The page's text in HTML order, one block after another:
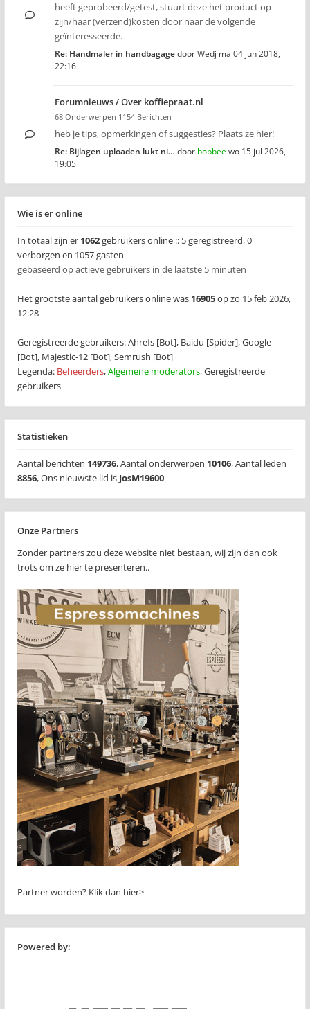
heeft geprobeerd/getest, stuurt deze het product op
zijn/haar (verzend)kosten door naar de volgende
geïnteresseerde.
Re: Handmaler in handbagagedoorWedj ma 04 jun 2018,
22:16
Forumnieuws / Over koffiepraat.nl
68 Onderwerpen 1154 Berichten
heb je tips, opmerkingen of suggesties? Plaats ze hier!
Re: Bijlagen uploaden lukt ni… door bobbeewo 15 jul 2026,
19:05
Wie is er online
In totaal zijn er 1062gebruikers online :: 5 geregistreerd, 0
verborgen en 1057 gasten
gebaseerd op actieve gebruikers in de laatste 5 minuten
Het grootste aantal gebruikers online was 16905op zo 15 feb 2026,
12:28
Geregistreerde gebruikers:Ahrefs [Bot], Baidu [Spider],Google
[Bot], Majestic-12 [Bot],Semrush [Bot]
Legenda: Beheerders,Algemene moderators,Geregistreerde
gebruikers
Statistieken
Aantal berichten 149736,Aantal onderwerpen 10106,Aantal leden
8856,Ons nieuwste lid is JosM19600
Onze Partners
Zonder partners zou deze website niet bestaan, wij zijn dan ook
trots om ze hier te presenteren..
Partner worden? Klik dan hier>
Powered by: